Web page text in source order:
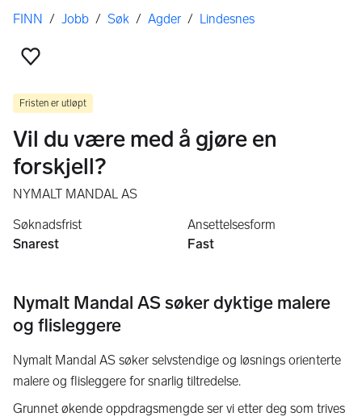
Her er du
FINN / Jobb / Søk / Agder / Lindesnes
Fristen er utløpt
Vil du være med å gjøre en
forskjell?
NYMALT MANDAL AS
Søknadsfrist
Snarest
Ansettelsesform
Fast
Nymalt Mandal AS søker dyktige malere
og flisleggere
Nymalt Mandal AS søker selvstendige og løsnings orienterte
malere og flisleggere for snarlig tiltredelse.
Grunnet økende oppdragsmengde ser vi etter deg som trives